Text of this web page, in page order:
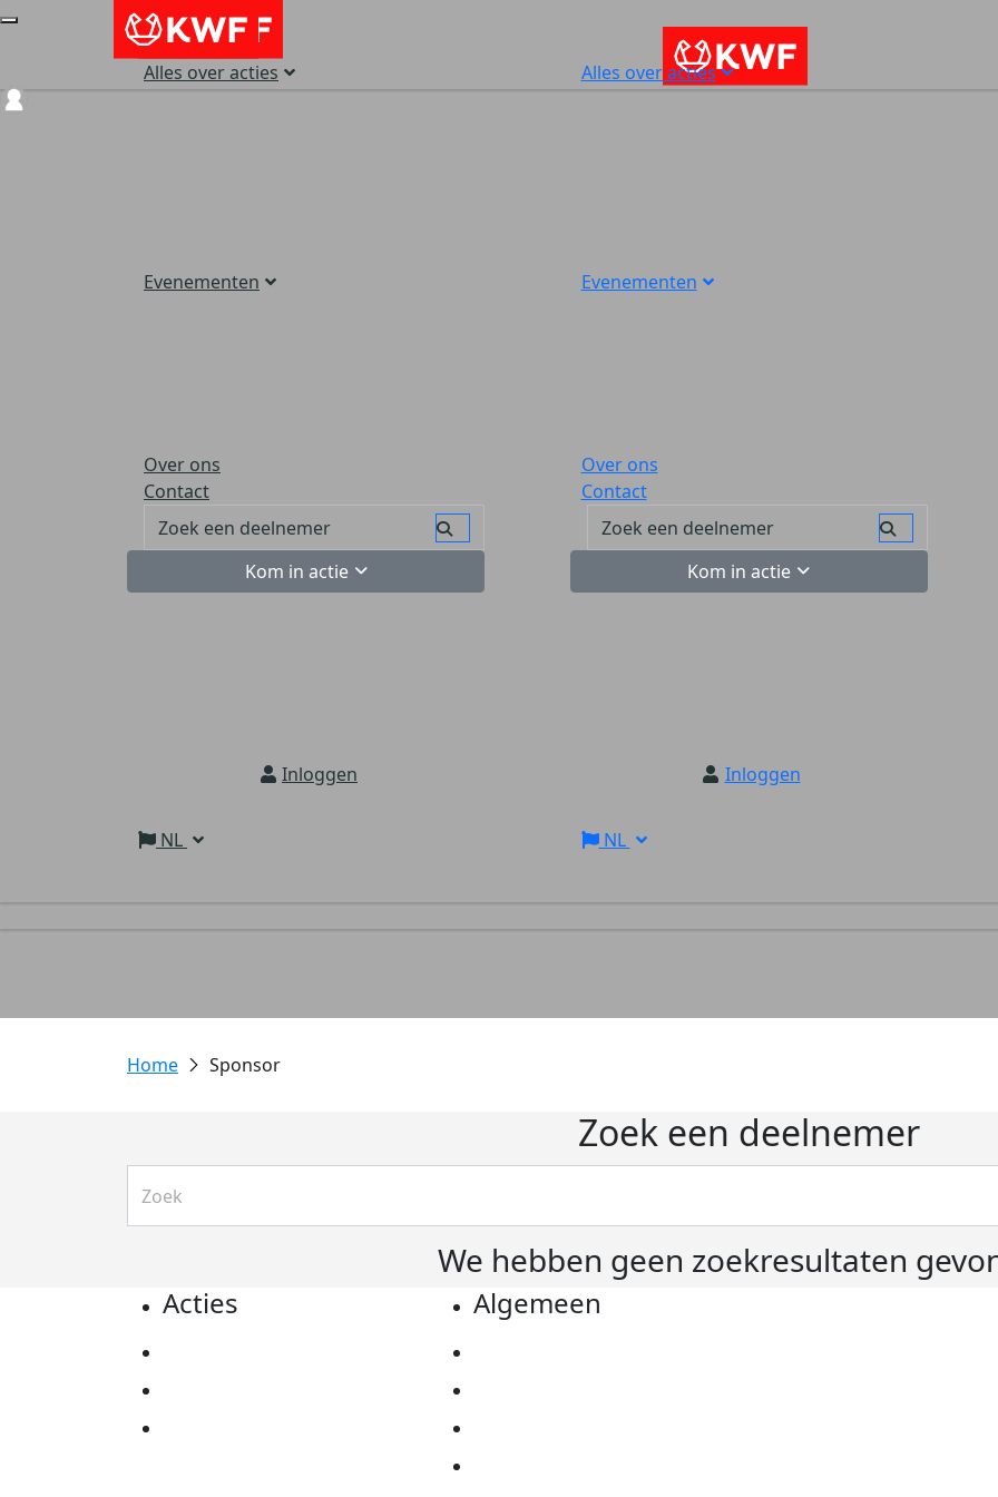
Alles over acties
Evenementen
Over ons
Contact
Kom in actie
Inloggen
NL
Alles over acties
Evenementen
Over ons
Contact
Kom in actie
Inloggen
NL
Sponsor
Zoek een deelnemer
We hebben geen zoekresultaten
Acties Algemeen